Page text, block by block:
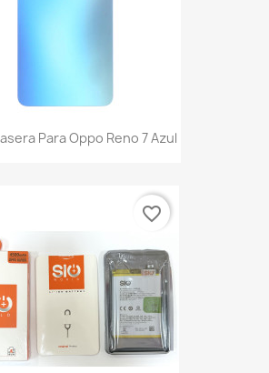
Para Oppo Reno 7 Azul
favorite_border